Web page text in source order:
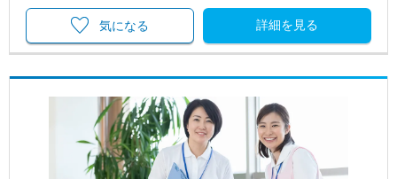
詳細を見る
気になる